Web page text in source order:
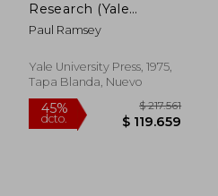
Research (Yale
Fastback) (en Inglés)
Paul Ramsey
Yale University Press, 1975,
Tapa Blanda, Nuevo